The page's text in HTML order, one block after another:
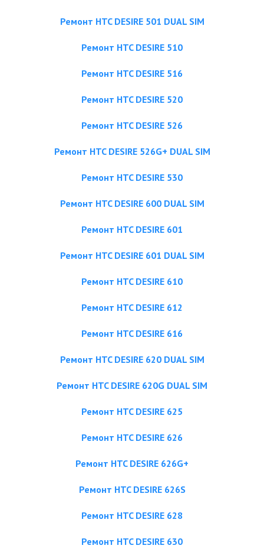
Ремонт HTC DESIRE 501 DUAL SIM
Ремонт HTC DESIRE 510
Ремонт HTC DESIRE 516
Ремонт HTC DESIRE 520
Ремонт HTC DESIRE 526
Ремонт HTC DESIRE 526G+ DUAL SIM
Ремонт HTC DESIRE 530
Ремонт HTC DESIRE 600 DUAL SIM
Ремонт HTC DESIRE 601
Ремонт HTC DESIRE 601 DUAL SIM
Ремонт HTC DESIRE 610
Ремонт HTC DESIRE 612
Ремонт HTC DESIRE 616
Ремонт HTC DESIRE 620 DUAL SIM
Ремонт HTC DESIRE 620G DUAL SIM
Ремонт HTC DESIRE 625
Ремонт HTC DESIRE 626
Ремонт HTC DESIRE 626G+
Ремонт HTC DESIRE 626S
Ремонт HTC DESIRE 628
Ремонт HTC DESIRE 630